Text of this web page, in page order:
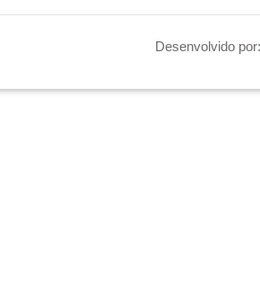
Desenvolvido por: